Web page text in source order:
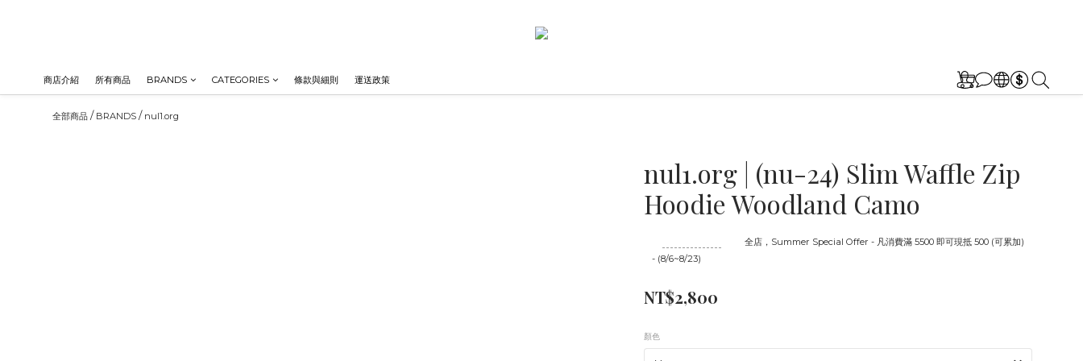
商店介紹 所有商品 BRANDS CATEGORIES 條款與細則 運送政策
全部商品 / BRANDS / nul1.org
nul1.org | (nu-24) Slim Waffle Zip
Hoodie Woodland Camo
全店，Summer Special Offer - 凡消費滿 5500 即可現抵 500 (可累加)
- (8/6~8/23)
NT$2,800
顏色